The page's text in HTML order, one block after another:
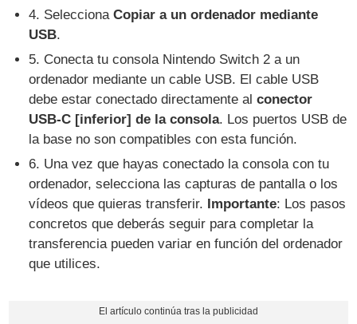
4. SeleccionaCopiar a un ordenador mediante
USB.
5. Conecta tu consola Nintendo Switch 2 a un
ordenador mediante un cable USB. El cable USB
debe estar conectado directamente alconector
USB-C [inferior] de la consola. Los puertos USB de
la base no son compatibles con esta función.
6. Una vez que hayas conectado la consola con tu
ordenador, selecciona las capturas de pantalla o los
vídeos que quieras transferir.
Importante: Los pasos
concretos que deberás seguir para completar la
transferencia pueden variar en función del ordenador
que utilices.